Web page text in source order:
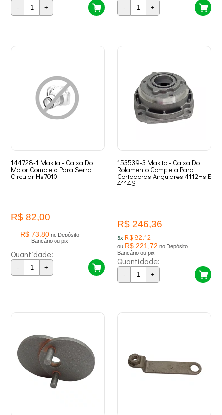
- + - +
144728-1 Makita - Caixa Do
Motor Completa Para Serra
Circular Hs7010
R$ 82,00
R$ 73,80 no Depósito
Bancário ou pix
Quantidade:
- +
153539-3 Makita - Caixa Do
Rolamento Completa Para
Cortadoras Angulares 4112Hs E
4114S
R$ 246,36
3x R$ 82,12
ou R$ 221,72 no Depósito
Bancário ou pix
Quantidade:
- +